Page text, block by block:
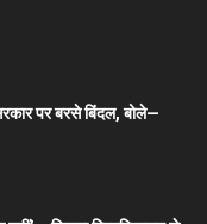
पर बरसे बिंदल, बोले—